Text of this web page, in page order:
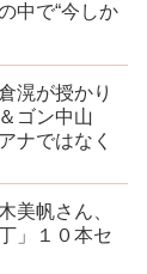
中で“今しか
滉が授かり
ゴン中山
ナではなく
美帆さん、
」１０本セ